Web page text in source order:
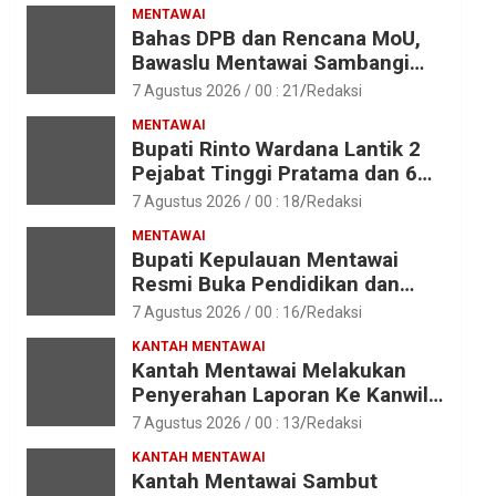
MENTAWAI
Bahas DPB dan Rencana MoU,
Bawaslu Mentawai Sambangi
Polres Mentawai
7 Agustus 2026 / 00 : 21 Redaksi
MENTAWAI
Bupati Rinto Wardana Lantik 2
Pejabat Tinggi Pratama dan 6
Pejabat Fungsional di
Mentawai
7 Agustus 2026 / 00 : 18 Redaksi
MENTAWAI
Bupati Kepulauan Mentawai
Resmi Buka Pendidikan dan
Pelatihan Calon Paskibraka
7 Agustus 2026 / 00 : 16 Redaksi
KANTAH MENTAWAI
Kantah Mentawai Melakukan
Penyerahan Laporan Ke Kanwil
Kemen ATR/BPN RI Sumbar
7 Agustus 2026 / 00 : 13 Redaksi
KANTAH MENTAWAI
Kantah Mentawai Sambut